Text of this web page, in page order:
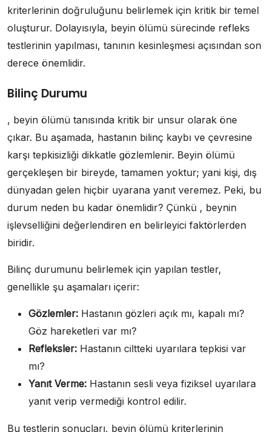
kriterlerinin doğruluğunu belirlemek için kritik bir temel
oluşturur. Dolayısıyla, beyin ölümü sürecinde refleks
testlerinin yapılması, tanının kesinleşmesi açısından son
derece önemlidir.
Bilinç Durumu
, beyin ölümü tanısında kritik bir unsur olarak öne
çıkar. Bu aşamada, hastanın bilinç kaybı ve çevresine
karşı tepkisizliği dikkatle gözlemlenir. Beyin ölümü
gerçekleşen bir bireyde, tamamen yoktur; yani kişi, dış
dünyadan gelen hiçbir uyarana yanıt veremez. Peki, bu
durum neden bu kadar önemlidir? Çünkü , beynin
işlevselliğini değerlendiren en belirleyici faktörlerden
biridir.
Bilinç durumunu belirlemek için yapılan testler,
genellikle şu aşamaları içerir:
Gözlemler: Hastanın gözleri açık mı, kapalı mı?
Göz hareketleri var mı?
Refleksler: Hastanın ciltteki uyarılara tepkisi var
mı?
Yanıt Verme: Hastanın sesli veya fiziksel uyarılara
yanıt verip vermediği kontrol edilir.
Bu testlerin sonuçları, beyin ölümü kriterlerinin